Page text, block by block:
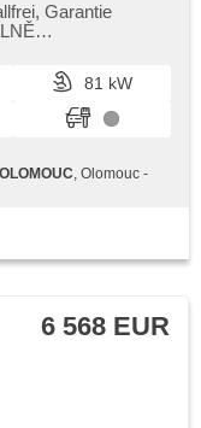
Bluetooth, El.
Start-Stop
Teilbare
Garantie
81 kW
, Olomouc -
6 568 EUR